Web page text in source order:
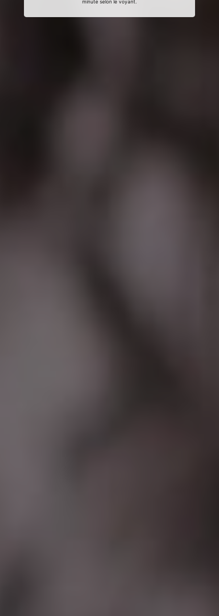
minute selon le voyant.